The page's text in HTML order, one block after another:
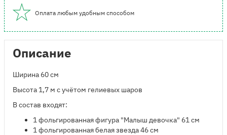
Оплата любым удобным способом
Описание
Ширина 60 см
Высота 1,7 м с учётом гелиевых шаров
В состав входят:
​1 фольгированная фигура "Малыш девочка" 61 см
1 фольгированная белая звезда 46 см